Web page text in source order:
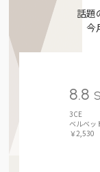
話題
今
8.8
3CE
ベルベッ
￥2,530